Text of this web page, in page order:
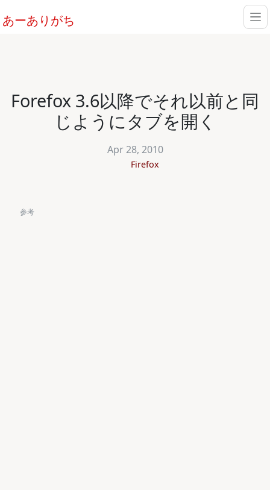
あーありがち
Forefox 3.6以降でそれ以前と同
じようにタブを開く
Apr 28, 2010
Firefox
参考